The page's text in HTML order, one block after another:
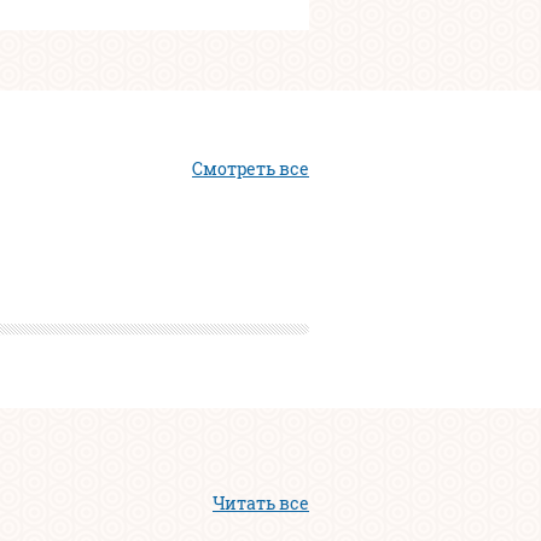
Смотреть все
Читать все